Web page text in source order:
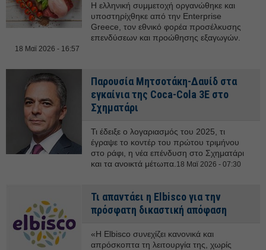
Η ελληνική συμμετοχή οργανώθηκε και
υποστηρίχθηκε από την Enterprise
Greece, τον εθνικό φορέα προσέλκυσης
επενδύσεων και προώθησης εξαγωγών.
18 Μαϊ 2026 - 16:57
Παρουσία Μητσοτάκη-Δαυίδ στα
εγκαίνια της Coca-Cola 3E στο
Σχηματάρι
Τι έδειξε ο λογαριασμός του 2025, τι
έγραψε το κοντέρ του πρώτου τριμήνου
στο ράφι, η νέα επένδυση στο Σχηματάρι
και τα ανοικτά μέτωπα. 18 Μαϊ 2026 - 07:30
Τι απαντάει η Elbisco για την
πρόσφατη δικαστική απόφαση
«Η Elbisco συνεχίζει κανονικά και
απρόσκοπτα τη λειτουργία της, χωρίς